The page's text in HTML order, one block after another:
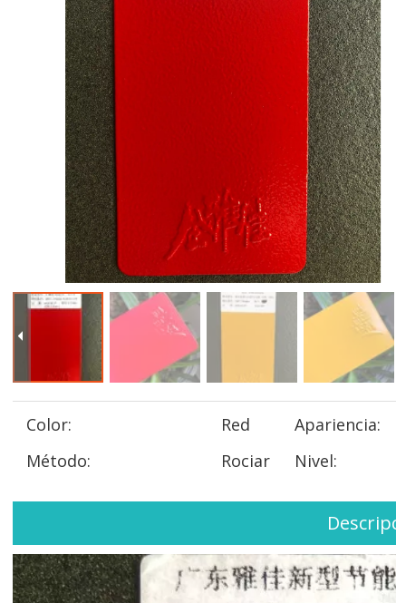
Color: Red Apariencia:
Método:
Rociar Nivel: